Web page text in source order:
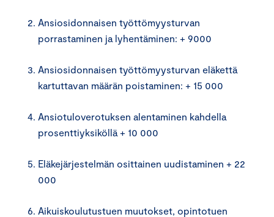
Ansiosidonnaisen työttömyysturvan
porrastaminen ja lyhentäminen: + 9000
Ansiosidonnaisen työttömyysturvan eläkettä
kartuttavan määrän poistaminen: + 15 000
Ansiotuloverotuksen alentaminen kahdella
prosenttiyksiköllä + 10 000
Eläkejärjestelmän osittainen uudistaminen + 22
000
Aikuiskoulutustuen muutokset, opintotuen